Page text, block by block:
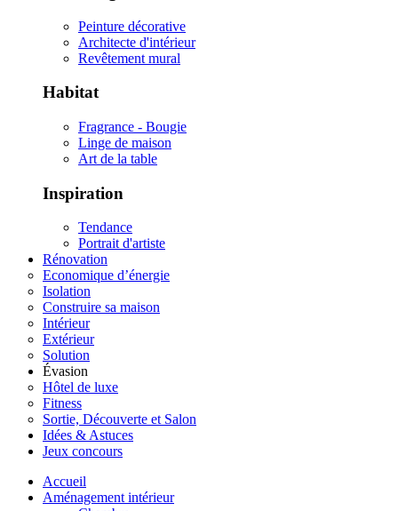
Peinture décorative
Architecte d'intérieur
Revêtement mural
Habitat
Fragrance - Bougie
Linge de maison
Art de la table
Inspiration
Tendance
Portrait d'artiste
Rénovation
Economique d’énergie
Isolation
Construire sa maison
Intérieur
Extérieur
Solution
Évasion
Hôtel de luxe
Fitness
Sortie, Découverte et Salon
Idées & Astuces
Jeux concours
Accueil
Aménagement intérieur